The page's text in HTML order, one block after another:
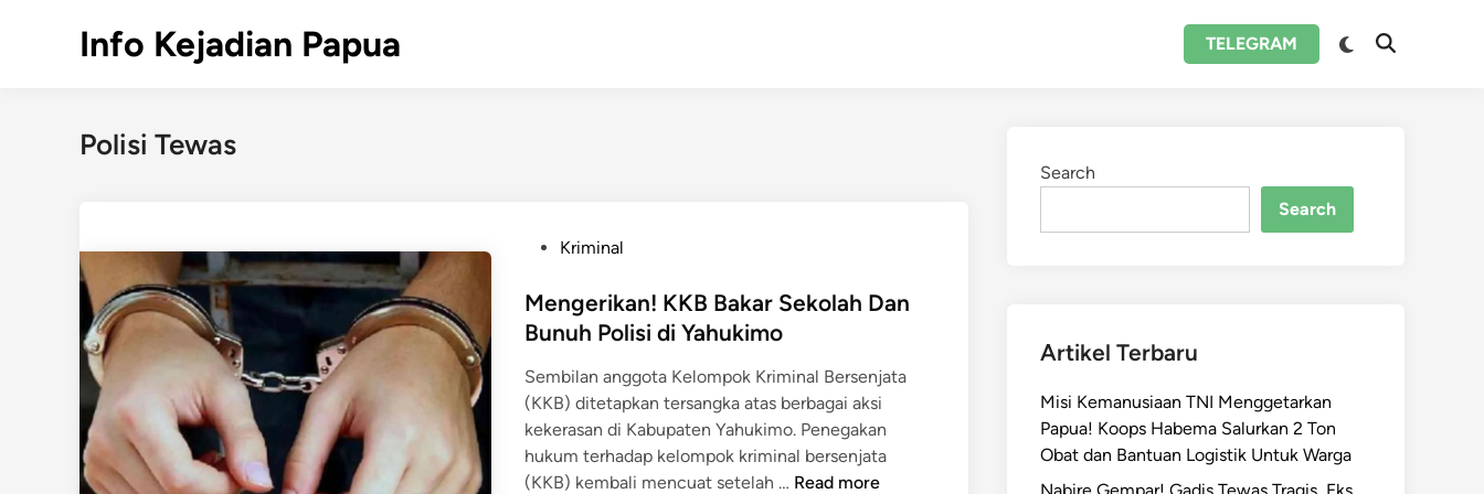
Info Kejadian Papua TELEGRAM
Switch
Open
Polisi Tewas
s
t
d
i
n
Kriminal
Mengerikan! KKB Bakar Sekolah Dan
Bunuh Polisi di Yahukimo
Sembilan anggota Kelompok Kriminal Bersenjata
(KKB) ditetapkan tersangka atas berbagai aksi
kekerasan di Kabupaten Yahukimo. Penegakan
hukum terhadap kelompok kriminal bersenjata
(KKB) kembali mencuat setelah … M
Read more
Search
Search
Artikel Terbaru
Misi Kemanusiaan TNI Menggetarkan
Papua! Koops Habema Salurkan 2 Ton
Obat dan Bantuan Logistik Untuk Warga